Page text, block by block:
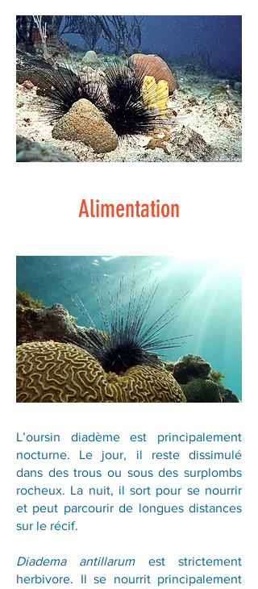
Alimentation
L’oursin diadème est principalement
nocturne. Le jour, il reste dissimulé
dans des trous ou sous des surplombs
rocheux. La nuit, il sort pour se nourrir
et peut parcourir de longues distances
sur le récif.
Diadema antillarumest strictement
herbivore. Il se nourrit principalement